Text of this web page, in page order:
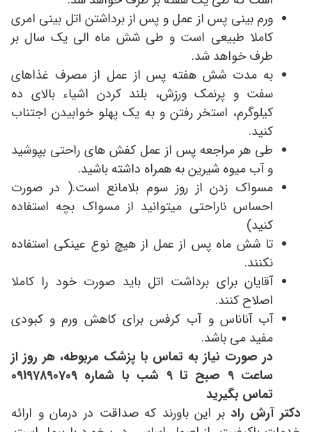
ورم بینی پس از عمل و پس از برداشتن اتل بینی امری
کاملا طبیعی است و طی شش ماه الی یک سال بر
طرف خواهد شد.
به مدت شش هفته پس از عمل از مصرف غذاهای
سفت و پرنمک ورزش، بلند کردن اشیاء بالای ده
کیلوگرم، استخر رفتن و به یک پهلو خوابیدن اجتناب
کنید.
طی هر مراجعه پس از عمل کفش های راحتی بپوشيد
و آب میوه شیرین به همراه داشته باشید.
مسواک زدن از روز سوم بلامانع است.( در صورت
احساس ناراحتى ميتوانيد از مسواك بچه استفاده
كنيد)
تا شش ماه پس از عمل از هیچ نوع عینکی استفاده
نکنند.
آقایان برای برداشت اتل باید صورت خود را کاملا
اصلاح کنند.
آب آناناس و آب کرفس برای کاهش ورم و کبودی
مفید می باشد.
در صورت نیاز به تماس با پزشک مربوطه، هر روز از
ساعت ۹ صبح تا ۹ شب با شماره 09197890709
تماس بگیرید
دکتر آرش راد بر این باورند که صداقت در درمان و ارائه